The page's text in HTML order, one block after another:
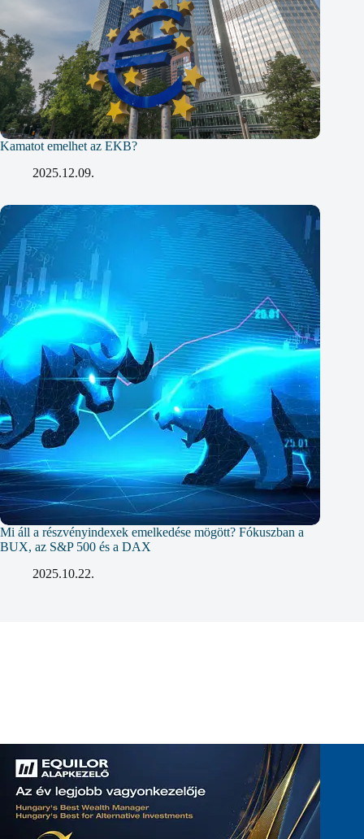
Kamatot emelhet az EKB?
2025.12.09.
Mi áll a részvényindexek emelkedése mögött? Fókuszban a
BUX, az S&P 500 és a DAX
2025.10.22.